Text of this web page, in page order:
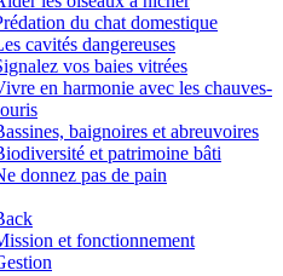
du chat domestique
cavités dangereuses
vos baies vitrées
en harmonie avec les chauves-
baignoires et abreuvoires
et patrimoine bâti
donnez pas de pain
et fonctionnement